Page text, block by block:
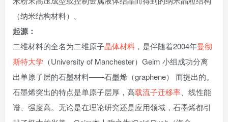
（纳米结构材料）。
起源：
二维材料的全名为二维原子晶体材料 ，是伴随着2004年曼彻
斯特大学 （University of Manchester）Geim 小组成功分离
出单原子层的石墨材料——石墨烯（graphene） 而提出的。
石墨烯突出的特点是单原子层厚，高载流子迁移率 、线性能
谱、强度高。无论是在理论研究还是应用领域，石墨烯都引